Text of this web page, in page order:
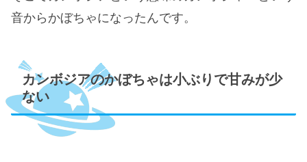
音からかぼちゃになったんです。
カンボジアのかぼちゃは小ぶりで甘みが少
ない